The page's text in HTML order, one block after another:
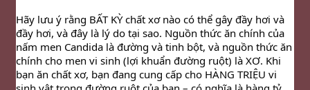
Hãy lưu ý rằng BẤT KỲ chất xơ nào có thể gây đầy hơi và
đầy hơi, và đây là lý do tại sao. Nguồn thức ăn chính của
nấm men Candida là đường và tinh bột, và nguồn thức ăn
chính cho men vi sinh (lợi khuẩn đường ruột) là XƠ. Khi
bạn ăn chất xơ, bạn đang cung cấp cho HÀNG TRIỆU vi